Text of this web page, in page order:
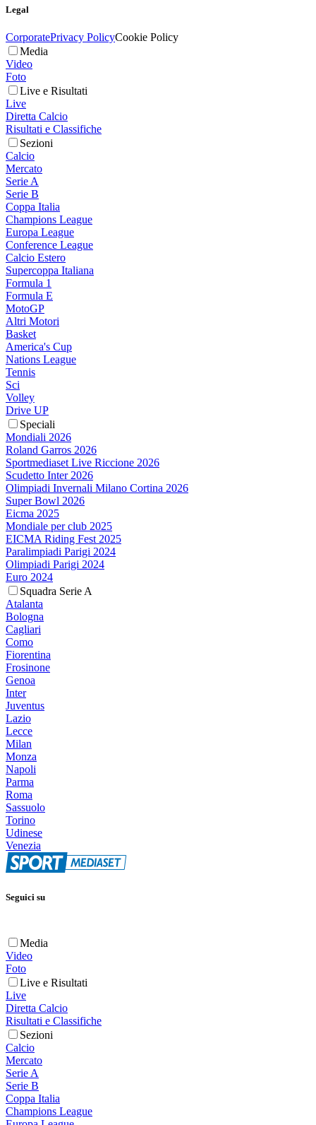
Legal
CorporatePrivacy PolicyCookie Policy
Media
Video
Foto
Live e Risultati
Live
Diretta Calcio
Risultati e Classifiche
Sezioni
Calcio
Mercato
Serie A
Serie B
Coppa Italia
Champions League
Europa League
Conference League
Calcio Estero
Supercoppa Italiana
Formula 1
Formula E
MotoGP
Altri Motori
Basket
America's Cup
Nations League
Tennis
Sci
Volley
Drive UP
Speciali
Mondiali 2026
Roland Garros 2026
Sportmediaset Live Riccione 2026
Scudetto Inter 2026
Olimpiadi Invernali Milano Cortina 2026
Super Bowl 2026
Eicma 2025
Mondiale per club 2025
EICMA Riding Fest 2025
Paralimpiadi Parigi 2024
Olimpiadi Parigi 2024
Euro 2024
Squadra Serie A
Atalanta
Bologna
Cagliari
Como
Fiorentina
Frosinone
Genoa
Inter
Juventus
Lazio
Lecce
Milan
Monza
Napoli
Parma
Roma
Sassuolo
Torino
Udinese
Venezia
Seguici su
Media
Video
Foto
Live e Risultati
Live
Diretta Calcio
Risultati e Classifiche
Sezioni
Calcio
Mercato
Serie A
Serie B
Coppa Italia
Champions League